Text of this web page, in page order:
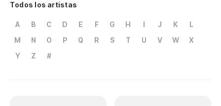
Todos los artistas
A B C D E F G H I J K
L
M
N O P Q R S T U V W
X
Y
Z #